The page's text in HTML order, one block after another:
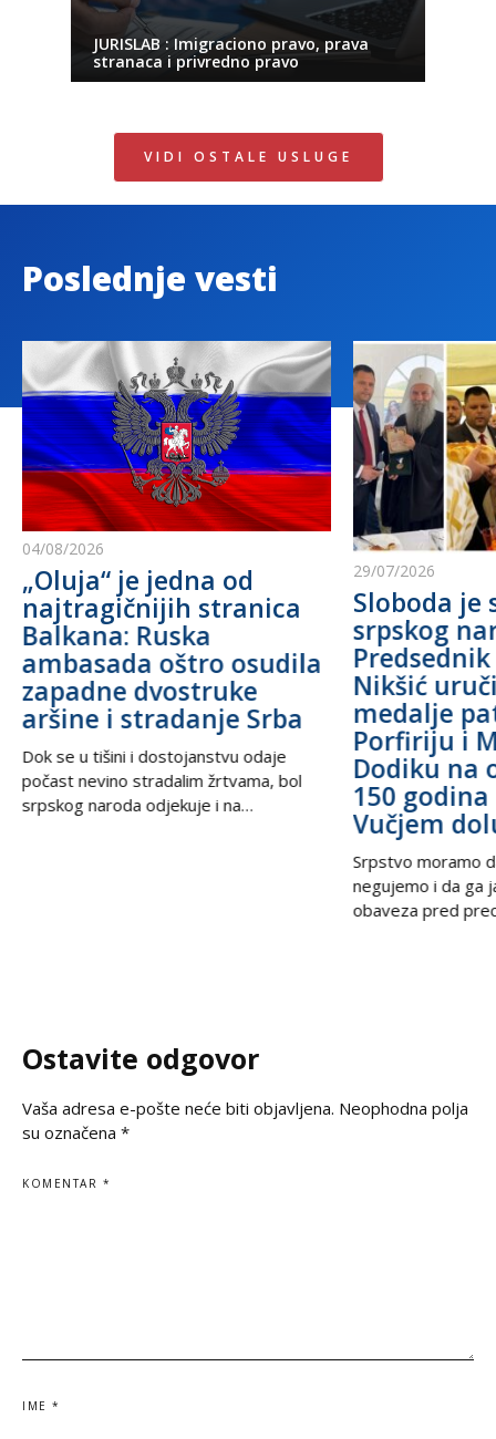
JURISLAB : Imigraciono pravo, prava
stranaca i privredno pravo
VIDI OSTALE USLUGE
Poslednje vesti
04/08/2026
„Oluja“ je jedna od
najtragičnijih stranica
Balkana: Ruska
ambasada oštro osudila
zapadne dvostruke
aršine i stradanje Srba
Dok se u tišini i dostojanstvu odaje
počast nevino stradalim žrtvama, bol
srpskog naroda odjekuje i na
29/07/2026
Sloboda je
srpskog
Nikšić
medalje
Porfiriju i
Dodiku na
150
Vučjem
Srpstvo moramo
negujemo i da ga
obaveza pred
Ostavite odgovor
Vaša adresa e-pošte neće biti objavljena. Neophodna polja
su označena *
KOMENTAR *
IME *